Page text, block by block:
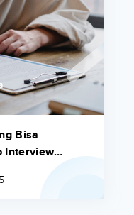
Bisa
Interview